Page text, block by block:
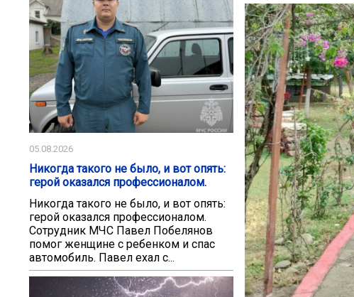
05.08.2026
Никогда такого не было, и вот опять:
герой оказался профессионалом.
Никогда такого не было, и вот опять:
герой оказался профессионалом.
Сотрудник МЧС Павел Побелянов
помог женщине с ребенком и спас
автомобиль. Павел ехал с...